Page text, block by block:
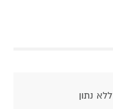
ללא נתון